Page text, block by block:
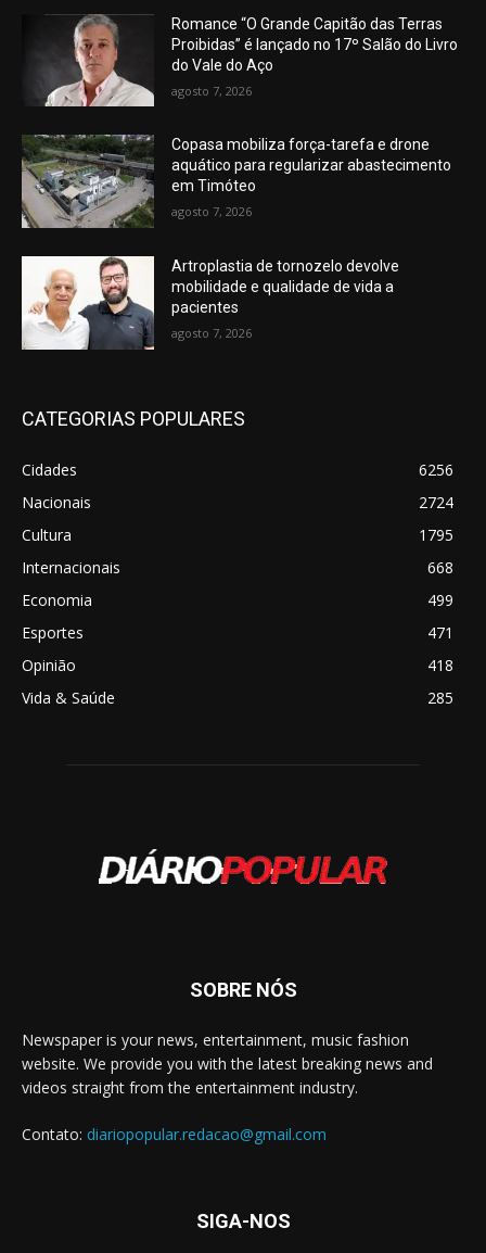
Romance “O Grande Capitão das Terras
Proibidas” é lançado no 17º Salão do Livro
do Vale do Aço
agosto 7, 2026
Copasa mobiliza força-tarefa e drone
aquático para regularizar abastecimento
em Timóteo
agosto 7, 2026
Artroplastia de tornozelo devolve
mobilidade e qualidade de vida a
pacientes
agosto 7, 2026
CATEGORIAS POPULARES
Cidades
6256
Nacionais
2724
Cultura
1795
Internacionais
668
Economia
499
Esportes
471
Opinião
418
Vida & Saúde
285
SOBRE NÓS
Newspaper is your news, entertainment, music fashion
website. We provide you with the latest breaking news and
videos straight from the entertainment industry.
Contato: diariopopular.redacao@gmail.com
SIGA-NOS